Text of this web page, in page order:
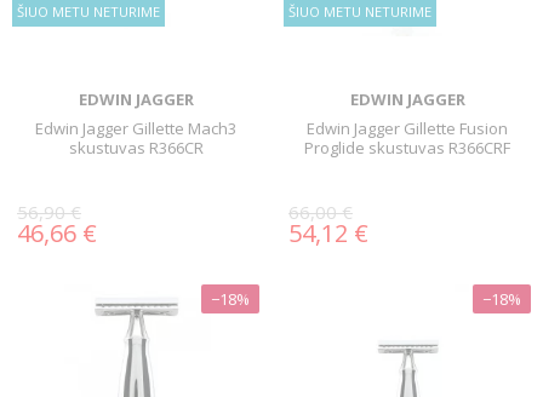
ŠIUO METU NETURIME
EDWIN JAGGER
Edwin Jagger Gillette Mach3
skustuvas R366CR
56,90 €
46,66 €
ŠIUO METU NETURIME
EDWIN JAGGER
Edwin Jagger Gillette Fusion
Proglide skustuvas R366CRF
66,00 €
54,12 €
−18% −18%